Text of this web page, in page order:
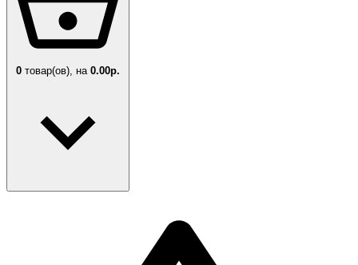
0 товар(ов), на 0.00р.